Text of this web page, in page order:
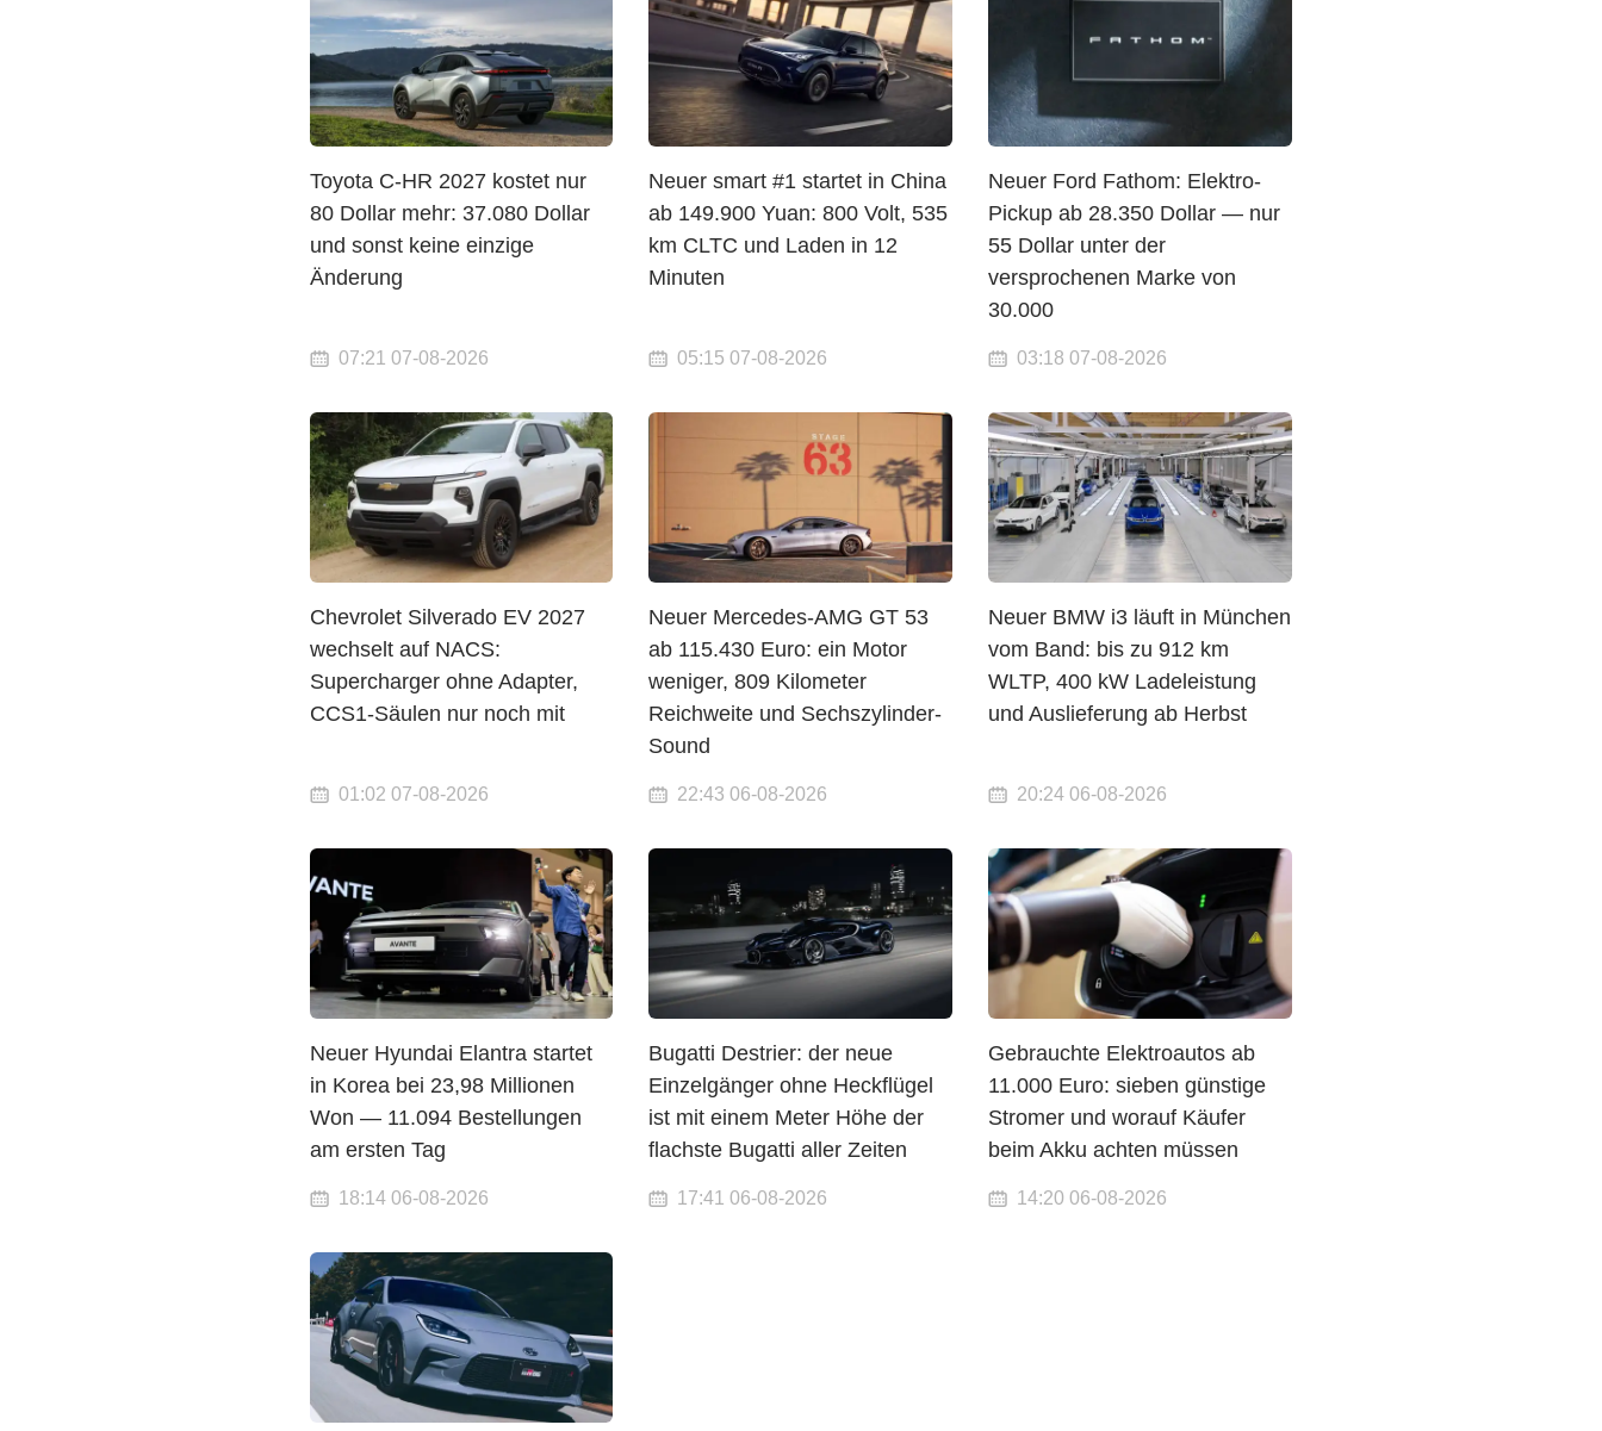
Toyota C-HR 2027 kostet nur
80 Dollar mehr: 37.080 Dollar
und sonst keine einzige
Änderung
07:21 07-08-2026
Neuer smart #1 startet in China
ab 149.900 Yuan: 800 Volt, 535
km CLTC und Laden in 12
Minuten
05:15 07-08-2026
Neuer Ford Fathom: Elektro-
Pickup ab 28.350 Dollar — nur
55 Dollar unter der
versprochenen Marke von
30.000
03:18 07-08-2026
Chevrolet Silverado EV 2027
wechselt auf NACS:
Supercharger ohne Adapter,
CCS1-Säulen nur noch mit
01:02 07-08-2026
Neuer Mercedes-AMG GT 53
ab 115.430 Euro: ein Motor
weniger, 809 Kilometer
Reichweite und Sechszylinder-
Sound
22:43 06-08-2026
Neuer BMW i3 läuft in München
vom Band: bis zu 912 km
WLTP, 400 kW Ladeleistung
und Auslieferung ab Herbst
20:24 06-08-2026
Neuer Hyundai Elantra startet
in Korea bei 23,98 Millionen
Won — 11.094 Bestellungen
am ersten Tag
18:14 06-08-2026
Bugatti Destrier: der neue
Einzelgänger ohne Heckflügel
ist mit einem Meter Höhe der
flachste Bugatti aller Zeiten
17:41 06-08-2026
Gebrauchte Elektroautos ab
11.000 Euro: sieben günstige
Stromer und worauf Käufer
beim Akku achten müssen
14:20 06-08-2026